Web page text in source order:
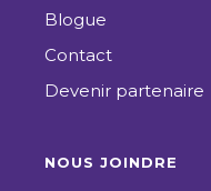
Blogue
Contact
Devenir partenaire
NOUS JOINDRE